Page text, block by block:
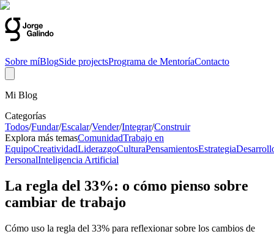
Sobre míBlogSide projectsPrograma de MentoríaContacto
Mi Blog
Categorías
Todos/Fundar/Escalar/Vender/Integrar/Construir
Explora más temasComunidadTrabajo en
EquipoCreatividadLiderazgoCulturaPensamientosEstrategia
PersonalInteligencia Artificial
La regla del 33%: o cómo pienso sobre
cambiar de trabajo
Cómo uso la regla del 33% para reflexionar sobre los cambios de